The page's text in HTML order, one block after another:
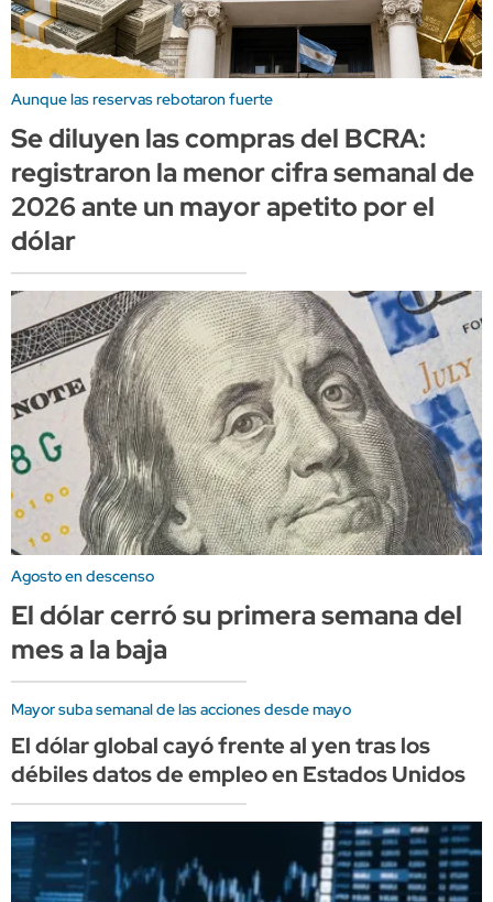
Aunque las reservas rebotaron fuerte
Se diluyen las compras del BCRA:
registraron la menor cifra semanal de
2026 ante un mayor apetito por el
dólar
Agosto en descenso
El dólar cerró su primera semana del
mes a la baja
Mayor suba semanal de las acciones desde mayo
El dólar global cayó frente al yen tras los
débiles datos de empleo en Estados Unidos